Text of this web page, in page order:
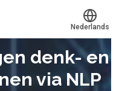
® Translate
Nederlands
denk- en
via NLP